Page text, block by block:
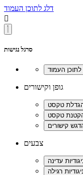
דלג לתוכן העמוד

סרגל נגישות
גופן וקישורים
צבעים